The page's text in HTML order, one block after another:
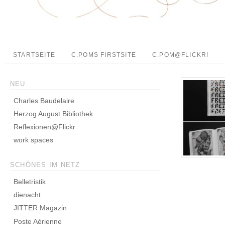
STARTSEITE C.POMS FIRSTSITE C.POM@FLICKR!
NEU
Charles Baudelaire
Herzog August Bibliothek
Reflexionen@Flickr
work spaces
SCHÖNES IM NETZ
Belletristik
dienacht
JITTER Magazin
Poste Aérienne